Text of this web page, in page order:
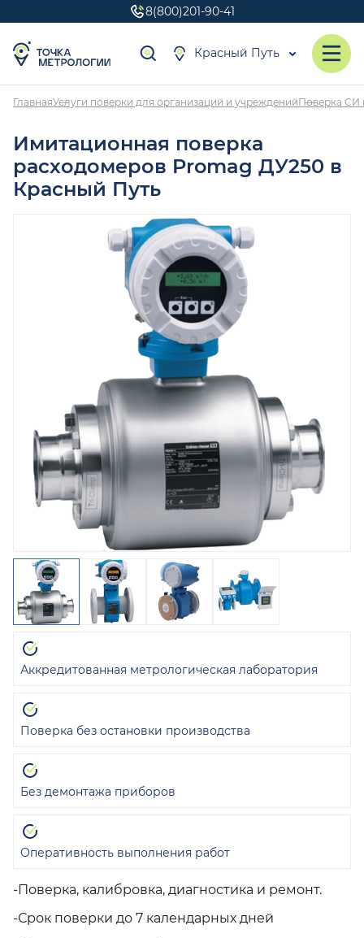
8(800)201-90-41
Красный Путь
ГлавнаяУслуги поверки для организаций и учрежденийПоверка СИ
Имитационная поверка
расходомеров Promag ДУ250 в
Красный Путь
-Поверка, калибровка, диагностика и ремонт.
-Срок поверки до 7 календарных дней
Аккредитованная метрологическая лаборатория
Поверка без остановки производства
Без демонтажа приборов
Оперативность выполнения работ